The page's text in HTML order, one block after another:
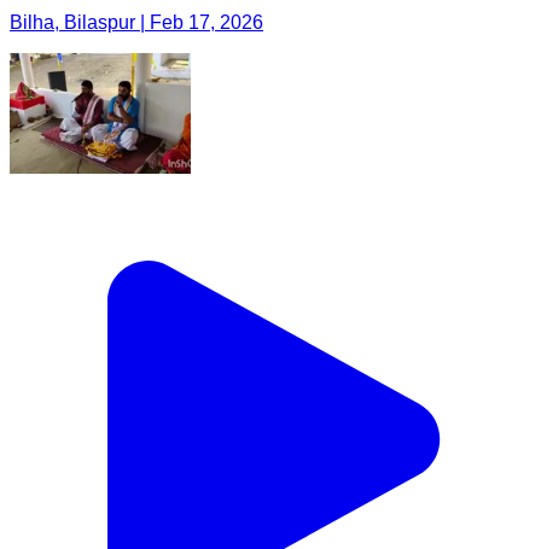
Bilha, Bilaspur | Feb 17, 2026